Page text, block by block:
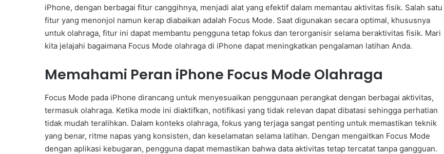
iPhone, dengan berbagai fitur canggihnya, menjadi alat yang efektif dalam memantau aktivitas fisik. Salah satu
fitur yang menonjol namun kerap diabaikan adalah Focus Mode. Saat digunakan secara optimal, khususnya
untuk olahraga, fitur ini dapat membantu pengguna tetap fokus dan terorganisir selama beraktivitas fisik. Mari
kita jelajahi bagaimana Focus Mode olahraga di iPhone dapat meningkatkan pengalaman latihan Anda.
Memahami Peran iPhone Focus Mode Olahraga
Focus Mode pada iPhone dirancang untuk menyesuaikan penggunaan perangkat dengan berbagai aktivitas,
termasuk olahraga. Ketika mode ini diaktifkan, notifikasi yang tidak relevan dapat dibatasi sehingga perhatian
tidak mudah teralihkan. Dalam konteks olahraga, fokus yang terjaga sangat penting untuk memastikan teknik
yang benar, ritme napas yang konsisten, dan keselamatan selama latihan. Dengan mengaitkan Focus Mode
dengan aplikasi kebugaran, pengguna dapat memastikan bahwa data aktivitas tetap tercatat tanpa gangguan.